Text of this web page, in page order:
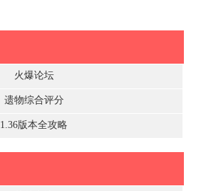
火爆论坛
遗物综合评分
1.36版本全攻略